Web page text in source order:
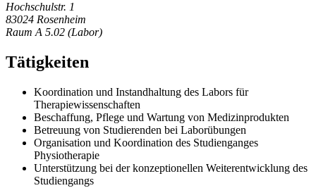
Hochschulstr. 1
83024 Rosenheim
Raum A 5.02 (Labor)
Tätigkeiten
Koordination und Instandhaltung des Labors für
Therapiewissenschaften
Beschaffung, Pflege und Wartung von Medizinprodukten
Betreuung von Studierenden bei Laborübungen
Organisation und Koordination des Studienganges
Physiotherapie
Unterstützung bei der konzeptionellen Weiterentwicklung des
Studiengangs